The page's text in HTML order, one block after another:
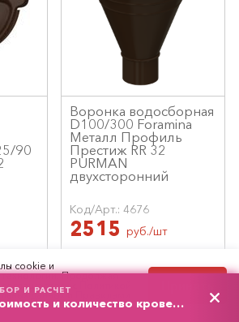
90
Воронка водосборная
D100/300 Foramina
Металл Профиль
Престиж RR 32
PURMAN
двухсторонний
Код/Арт.: 4676
2515 руб./шт
Рассчитать онлайн
cookie и
Продолжая
с
данных и
И РАСЧЕТ
«Узнайте стоимость и количество кровельного материала»